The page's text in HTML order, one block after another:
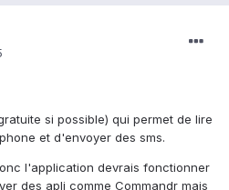
si possible) qui permet de lire
et d'envoyer des sms.
l'application devrais fonctionner
des apli comme Commandr mais